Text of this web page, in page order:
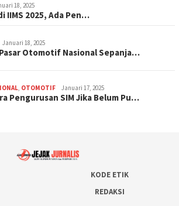
18, 2025
IIMS 2025, Ada Pen…
Januari 18, 2025
Otomotif Nasional Sepanja…
OTOMOTIF Januari 17, 2025
Pengurusan SIM Jika Belum Pu…
KODE ETIK
REDAKSI